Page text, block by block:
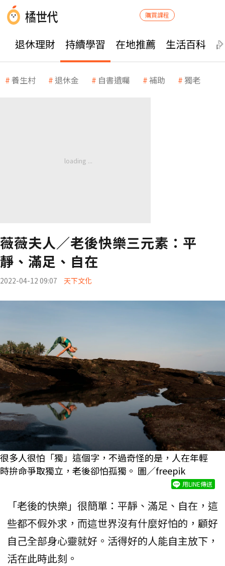
購買課程
退休理財 持續學習 在地推薦 生活百科
養生村 退休金 自書遺囑 補助 獨老
薇薇夫人／老後快樂三元素：平
靜、滿足、自在
2022-04-12 09:07 天下文化
很多人很怕「獨」這個字，不過奇怪的是，人在年輕
時拚命爭取獨立，老後卻怕孤獨。 圖／freepik
用LINE傳送
「老後的快樂」很簡單：平靜、滿足、自在，這
些都不假外求，而這世界沒有什麼好怕的，顧好
自己全部身心靈就好。活得好的人能自主放下，
活在此時此刻。